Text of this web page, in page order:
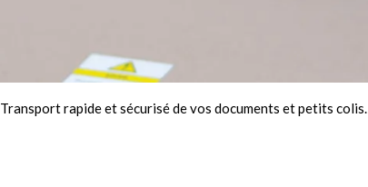
Transport rapide et sécurisé de vos documents et petits colis.